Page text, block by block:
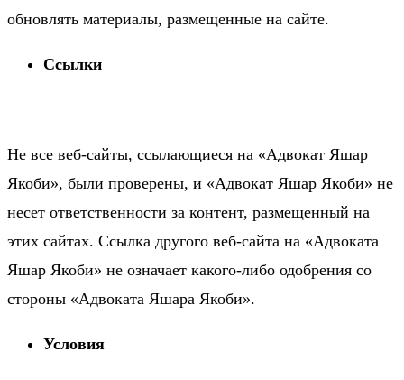
обновлять материалы, размещенные на сайте.
Ссылки
Не все веб-сайты, ссылающиеся на «Адвокат Яшар
Якоби», были проверены, и «Адвокат Яшар Якоби» не
несет ответственности за контент, размещенный на
этих сайтах. Ссылка другого веб-сайта на «Адвоката
Яшар Якоби» не означает какого-либо одобрения со
стороны «Адвоката Яшара Якоби».
Условия